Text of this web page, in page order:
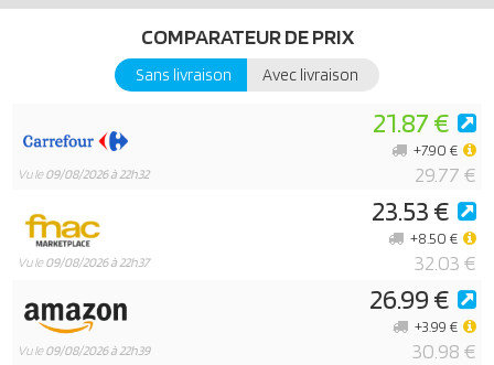
COMPARATEUR DE PRIX
Sans livraison Avec livraison
Vu le09/08/2026 à 22h32
21.87 €
29.77 €
+7.90 €
Vu le09/08/2026 à 22h37
23.53 €
32.03 €
+8.50 €
Vu le09/08/2026 à 22h39
26.99 €
30.98 €
+3.99 €